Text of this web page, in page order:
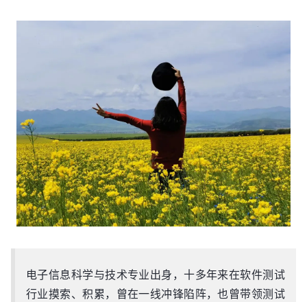
电子信息科学与技术专业出身，十多年来在软件测试
行业摸索、积累，曾在一线冲锋陷阵，也曾带领测试